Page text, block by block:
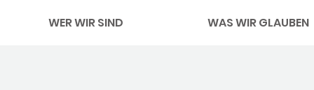
WER WIR SIND WAS WIR GLAUBEN